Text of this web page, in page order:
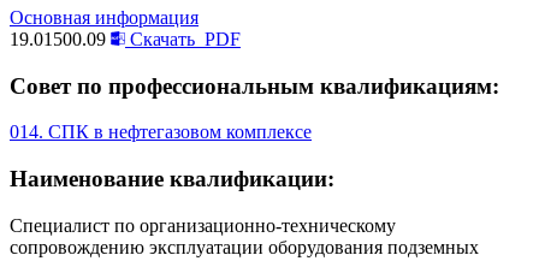
Основная информация
19.01500.09
Скачать PDF
Совет по профессиональным квалификациям:
014. СПК в нефтегазовом комплексе
Наименование квалификации:
Специалист по организационно-техническому
сопровождению эксплуатации оборудования подземных